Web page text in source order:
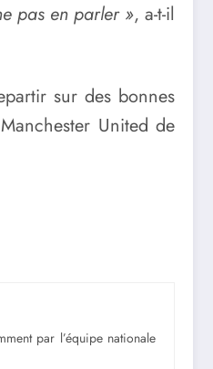
pas en parler », a-t-il
sur des bonnes
United de
par l’équipe nationale